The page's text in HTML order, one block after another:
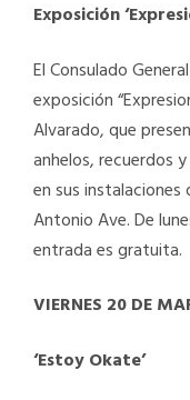
Exposición
El Consulado
exposición
Alvarado, que
anhelos, recuerdos
en sus instalaciones
Antonio Ave. De
entrada es gratuita.
VIERNES 20 DE
‘Estoy Okate’